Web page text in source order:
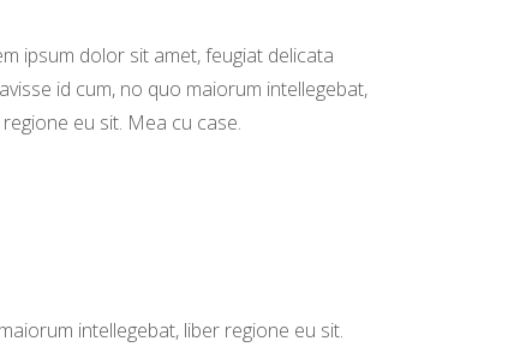
ipsum dolor sit amet, feugiat delicata
id cum, no quo maiorum intellegebat,
eu sit. Mea cu case.
intellegebat, liber regione eu sit.